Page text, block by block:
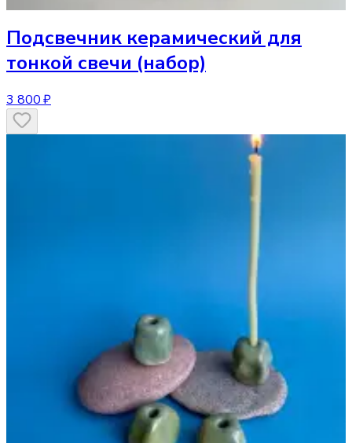
Подсвечник керамический для
тонкой свечи (набор)
3 800 ₽